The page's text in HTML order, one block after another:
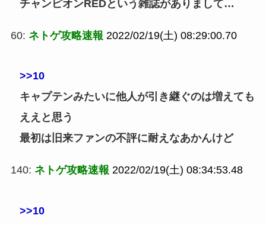
チャンピオンREDという雑誌がありまして…
60: ネトゲ攻略速報 2022/02/19(土) 08:29:00.70
>>10
キャプテンみたいに他人が引き継ぐのは増えても
ええと思う
最初は旧来ファンの不評に耐えなあかんけど
140: ネトゲ攻略速報 2022/02/19(土) 08:34:53.48
>>10